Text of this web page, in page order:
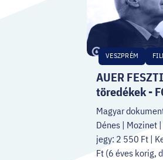
AUER
töredékek -
VESZPRÉM
Magyar
Dénes | Mozinet
jegy: 2 550 Ft |
Ft (6 éves korig,